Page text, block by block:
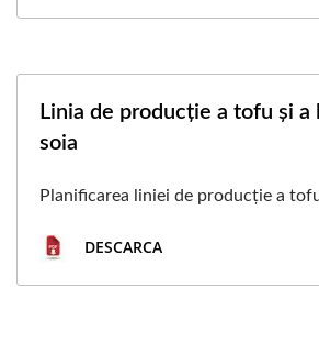
Linia de producție a tofu și a
soia
Planificarea liniei de producție a
DESCARCA